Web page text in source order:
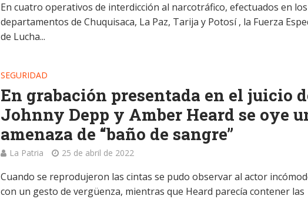
En cuatro operativos de interdicción al narcotráfico, efectuados en los
departamentos de Chuquisaca, La Paz, Tarija y Potosí , la Fuerza
de Lucha...
SEGURIDAD
En grabación presentada en el juicio
Johnny Depp y Amber Heard se oye
amenaza de “baño de sangre”
La Patria 25 de abril de 2022
Cuando se reprodujeron las cintas se pudo observar al actor
con un gesto de vergüenza, mientras que Heard parecía contener las